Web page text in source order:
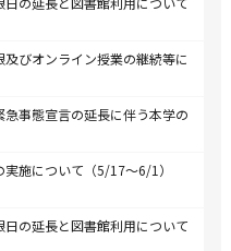
及びオンライン授業の継続等に
急事態宣言の延長に伴う本学の
実施について（5/17～6/1）
日の延長と図書館利用について